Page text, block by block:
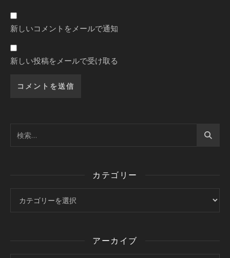
新しいコメントをメールで通知
新しい投稿をメールで受け取る
カテゴリー
アーカイブ